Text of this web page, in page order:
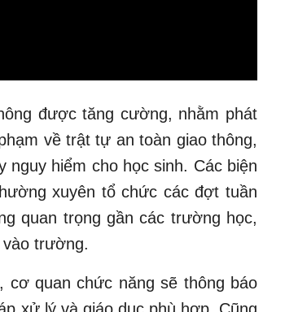
được tăng cường, nhằm phát
về trật tự an toàn giao thông,
nguy hiểm cho học sinh. Các biện
xuyên tổ chức các đợt tuần
quan trọng gần các trường học,
trường.
cơ quan chức năng sẽ thông báo